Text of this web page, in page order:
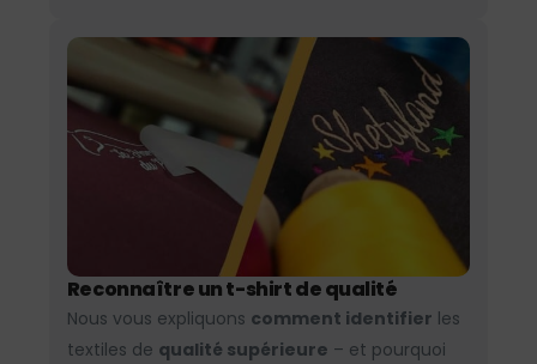
Reconnaître un t-shirt de qualité
Nous vous expliquons comment identifier les
textiles de qualité supérieure – et pourquoi